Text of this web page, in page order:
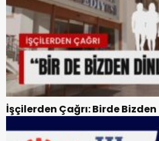
İşçilerden Çağrı: Birde